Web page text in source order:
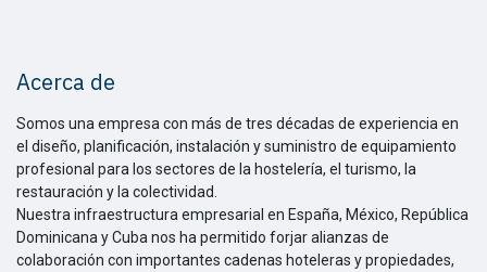
Acerca de
Somos una empresa con más de tres décadas de experiencia en
el diseño, planificación, instalación y suministro de equipamiento
profesional para los sectores de la hostelería, el turismo, la
restauración y la colectividad.
Nuestra infraestructura empresarial en España, México, República
Dominicana y Cuba nos ha permitido forjar alianzas de
colaboración con importantes cadenas hoteleras y propiedades,